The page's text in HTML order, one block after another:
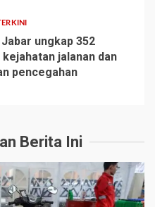
Jabar ungkap 352
kejahatan jalanan dan
pencegahan
Berita Ini